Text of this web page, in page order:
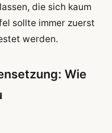
die sich kaum
sollte immer zuerst
werden.
Wie